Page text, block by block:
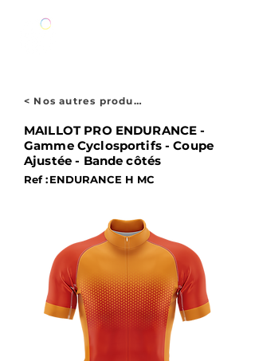
< Nos autres produits
MAILLOT PRO ENDURANCE -
Gamme Cyclosportifs - Coupe
Ajustée - Bande côtés
Ref :ENDURANCE H MC